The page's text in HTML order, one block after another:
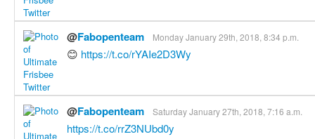
@Fabopenteam Monday January 29th, 2018, 8:34 p.m.
😊 https://t.co/rYAIe2D3Wy
@Fabopenteam Saturday January 27th, 2018, 7:16 a.m.
https://t.co/rrZ3NUbd0y